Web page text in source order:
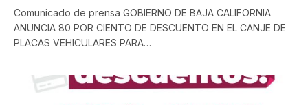
Comunicado de prensa GOBIERNO DE BAJA CALIFORNIA
ANUNCIA 80 POR CIENTO DE DESCUENTO EN EL CANJE DE
PLACAS VEHICULARES PARA…